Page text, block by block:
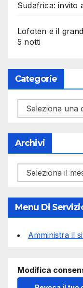
Sudafrica: invito
Lofoten e il
5 notti
Categorie
Categorie
Archivi
Archivi
Menu Di
Amministra il
Modifica